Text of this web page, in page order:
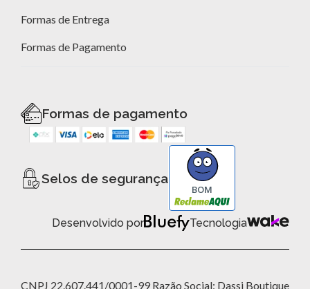
Formas de Entrega
Formas de Pagamento
Formas de pagamento
Selos de segurança
BOM
Desenvolvido por Tecnologia
CNPJ 22.607.441/0001-99 Razão Social: Dassi Boutique